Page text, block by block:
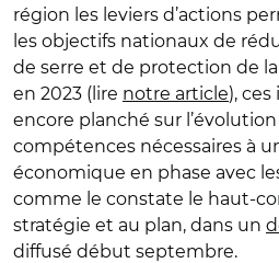
région les leviers d’actions
les objectifs nationaux de
de serre et de protection de
en 2023 (lire notre article), ces
encore planché sur
compétences nécessaires à
économique en phase avec
comme le constate le haut-
stratégie et au plan, dans un
diffusé début septembre.